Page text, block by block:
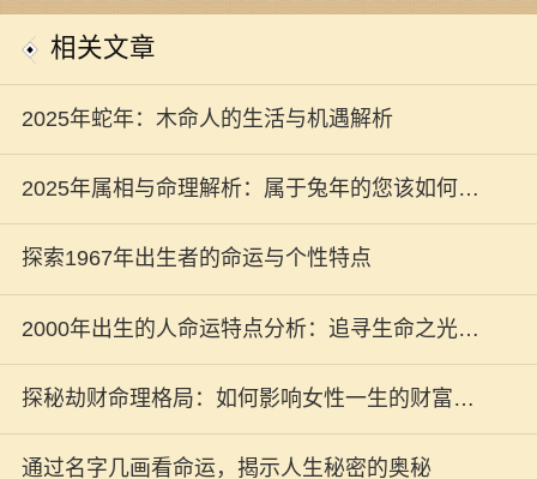
相关文章
2025年蛇年：木命人的生活与机遇解析
2025年属相与命理解析：属于兔年的您该如何把
握机遇？
探索1967年出生者的命运与个性特点
2000年出生的人命运特点分析：追寻生命之光的
旅程
探秘劫财命理格局：如何影响女性一生的财富与
命运
通过名字几画看命运，揭示人生秘密的奥秘